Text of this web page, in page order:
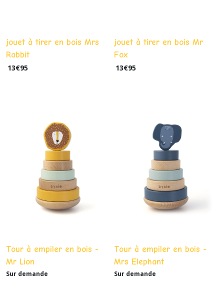
jouet à tirer en bois Mrs
Rabbit
13€95
jouet à tirer en bois Mr
Fox
13€95
Tour à empiler en bois -
Mr Lion
Sur demande
Tour à empiler en bois -
Mrs Elephant
Sur demande